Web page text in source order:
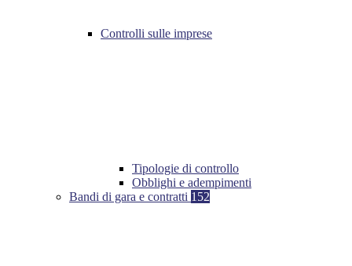
Controlli sulle imprese
Tipologie di controllo
Obblighi e adempimenti
Bandi di gara e contratti 152